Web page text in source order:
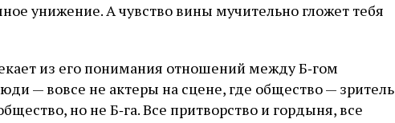
унижение. А чувство вины мучительно гложет тебя
из его понимания отношений между Б‑гом
— вовсе не актеры на сцене, где общество — зритель
но не Б‑га. Все притворство и гордыня, все